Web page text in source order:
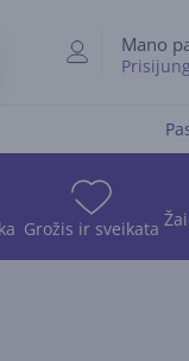
Mano
Grožis ir sveikata